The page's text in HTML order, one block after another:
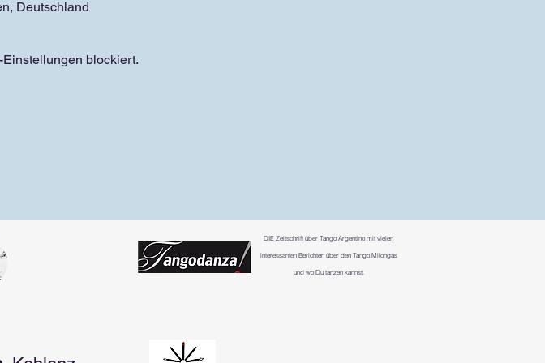
Deutschland
blockiert.
DIE Zeitschrift über Tango Argentino mit vielen
interessanten Berichten über den Tango,Milongas
und wo Du tanzen kannst.